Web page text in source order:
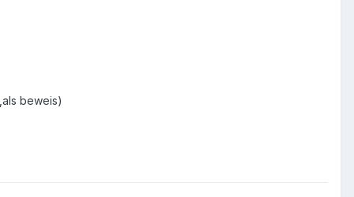
beweis)